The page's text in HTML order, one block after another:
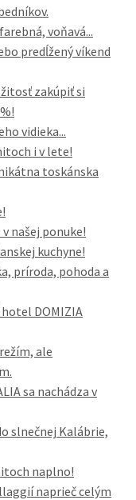
voňavá...
predĺžený víkend
zakúpiť si
vidieka...
i v lete!
toskánska
našej ponuke!
kuchyne!
príroda, pohoda a
DOMIZIA
ale
sa nachádza v
slnečnej Kalábrie,
naplno!
naprieč celým